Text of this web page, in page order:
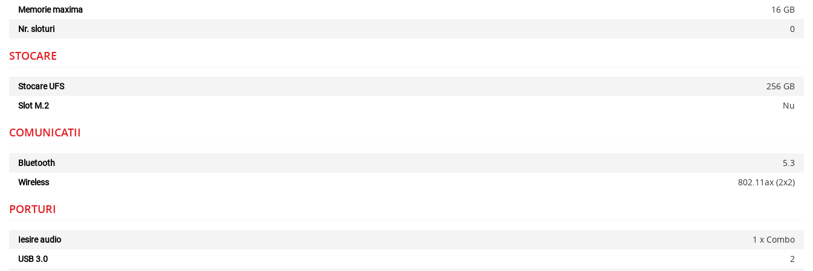
Memorie maxima 16 GB
Nr. sloturi 0
STOCARE
Stocare UFS 256 GB
Slot M.2 Nu
COMUNICATII
Bluetooth 5.3
Wireless 802.11ax (2x2)
PORTURI
Iesire audio 1 x Combo
USB 3.0 2